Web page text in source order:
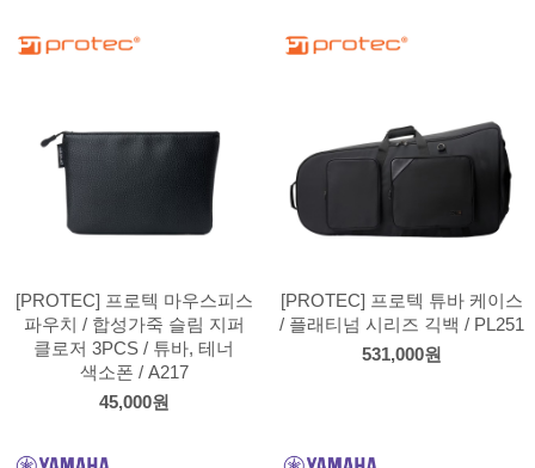
[PROTEC] 프로텍 마우스피스
파우치 / 합성가죽 슬림 지퍼
클로저 3PCS / 튜바, 테너
색소폰 / A217
45,000원
[PROTEC] 프로텍 튜바 케이스
/ 플래티넘 시리즈 긱백 / PL251
531,000원